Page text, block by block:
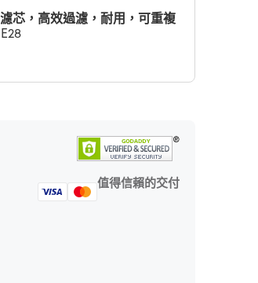
芯，高效過濾，耐用，可重複
值得信賴的交付